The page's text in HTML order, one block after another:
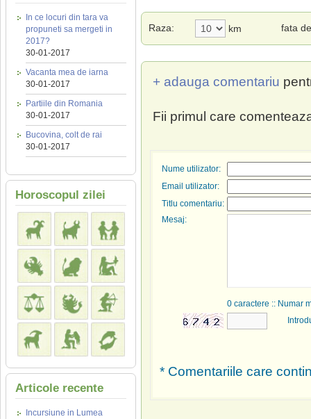
In ce locuri din tara va
propuneti sa mergeti in
2017?
30-01-2017
Vacanta mea de iarna
30-01-2017
Partiile din Romania
30-01-2017
Bucovina, colt de rai
30-01-2017
Horoscopul zilei
Articole recente
Incursiune in Lumea
Raza: km fata
+ adauga comentariu
Fii primul care
Nume utilizator:
Email utilizator:
Titlu comentariu:
Mesaj:
0 caractere :: Numar
* Comentariile care